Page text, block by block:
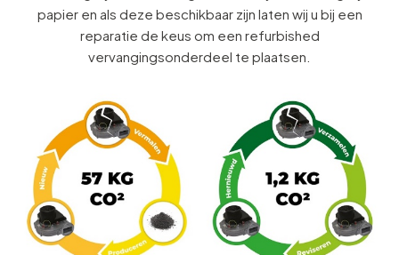
papier en als deze beschikbaar zijn laten wij u bij een
reparatie de keus om een refurbished
vervangingsonderdeel te plaatsen.